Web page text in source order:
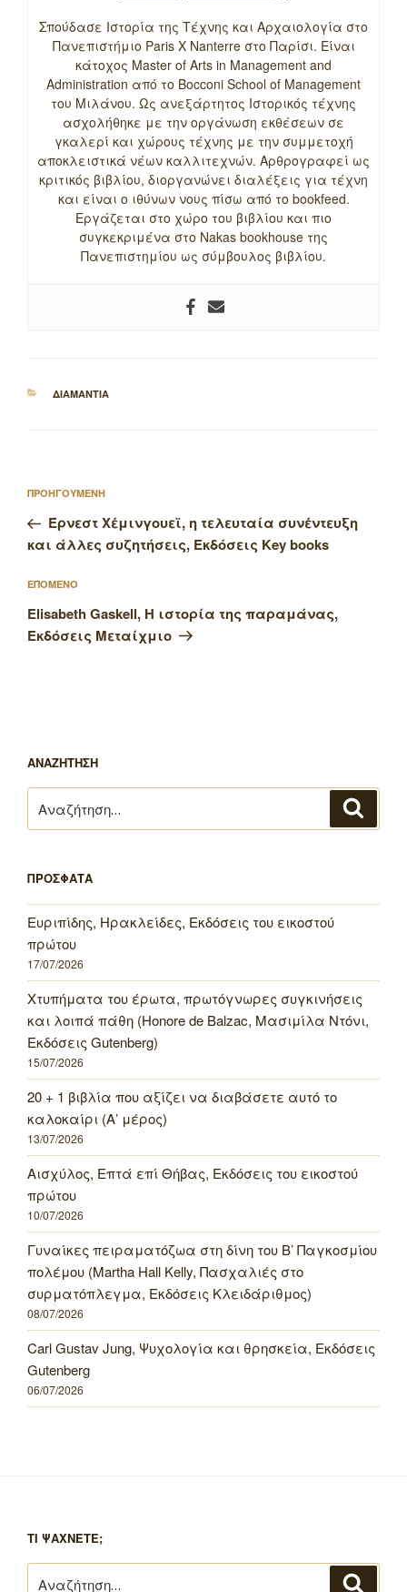
Σπούδασε Ιστορία της Τέχνης και Αρχαιολογία στο
Πανεπιστήμιο Paris X Nanterre στο Παρίσι. Είναι
κάτοχος Master of Arts in Management and
Administration από το Bocconi School of Management
του Μιλάνου. Ως ανεξάρτητος Ιστορικός τέχνης
ασχολήθηκε με την οργάνωση εκθέσεων σε
γκαλερί και χώρους τέχνης με την συμμετοχή
αποκλειστικά νέων καλλιτεχνών. Αρθρογραφεί ως
κριτικός βιβλίου, διοργανώνει διαλέξεις για τέχνη
και είναι ο ιθύνων νους πίσω από το bookfeed.
Εργάζεται στο χώρο του βιβλίου και πιο
συγκεκριμένα στο Nakas bookhouse της
Πανεπιστημίου ως σύμβουλος βιβλίου.
ΚΑΤΗΓΟΡΙΕΣ
ΔΙΑΜΑΝΤΙΑ
άρθρων
Προηγούμενο
άρθρο
ΠΡΟΗΓΟΥΜΕΝΗ
Έρνεστ Χέμινγουεϊ, η τελευταία συνέντευξη
και άλλες συζητήσεις, Εκδόσεις Key books
Επόμενο
άρθρο
ΕΠΟΜΕΝΟ
Elisabeth Gaskell, Η ιστορία της παραμάνας,
Εκδόσεις Μεταίχμιο
ΑΝΑΖΗΤΗΣΗ
για:
ΠΡΟΣΦΑΤΑ
Ευριπίδης, Ηρακλείδες, Εκδόσεις του εικοστού
πρώτου
17/07/2026
Χτυπήματα του έρωτα, πρωτόγνωρες συγκινήσεις
και λοιπά πάθη (Honore de Balzac, Μασιμίλα Ντόνι,
Εκδόσεις Gutenberg)
15/07/2026
20 + 1 βιβλία που αξίζει να διαβάσετε αυτό το
καλοκαίρι (Α’ μέρος)
13/07/2026
Αισχύλος, Επτά επί Θήβας, Εκδόσεις του εικοστού
πρώτου
10/07/2026
Γυναίκες πειραματόζωα στη δίνη του Β’ Παγκοσμίου
πολέμου (Martha Hall Kelly, Πασχαλιές στο
συρματόπλεγμα, Εκδόσεις Κλειδάριθμος)
08/07/2026
Carl Gustav Jung, Ψυχολογία και θρησκεία, Εκδόσεις
Gutenberg
06/07/2026
ΤΙ ΨΑΧΝΕΤΕ;